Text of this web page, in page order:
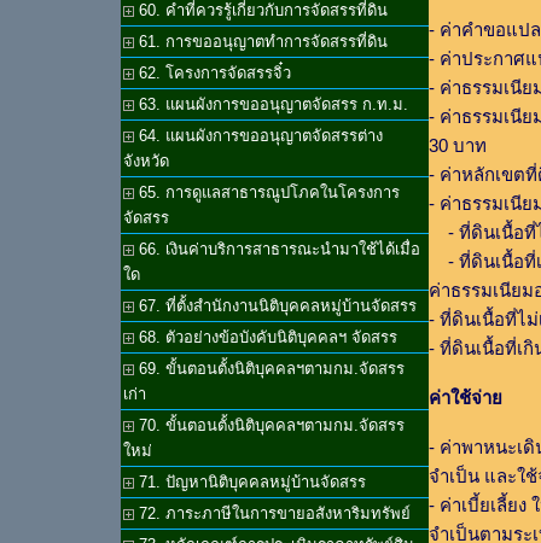
60. คำที่ควรรู้เกี่ยวกับการจัดสรรที่ดิน
61. การขออนุญาตทำการจัดสรรที่ดิน
62. โครงการจัดสรรจิ๋ว
63. แผนผังการขออนุญาตจัดสรร ก.ท.ม.
64. แผนผังการขออนุญาตจัดสรรต่าง
จังหวัด
65. การดูแลสาธารณูปโภคในโครงการ
จัดสรร
66. เงินค่าบริการสาธารณะนำมาใช้ได้เมื่อ
ใด
67. ที่ตั้งสำนักงานนิติบุคคลหมู่บ้านจัดสรร
68. ตัวอย่างข้อบังคับนิติบุคคลฯ จัดสรร
69. ขั้นตอนตั้งนิติบุคคลฯตามกม.จัดสรร
เก่า
70. ขั้นตอนตั้งนิติบุคคลฯตามกม.จัดสรร
ใหม่
71. ปัญหานิติบุคคลหมู่บ้านจัดสรร
72. ภาระภาษีในการขายอสังหาริมทรัพย์
- ค่าคำขอแป
- ค่าประกาศ
- ค่าธรรมเนี
- ค่าธรรมเนี
30 บาท
- ค่าหลักเขต
- ค่าธรรมเนี
- ที่ดินเนื้อที่
- ที่ดินเนื้อที่เ
ค่าธรรมเนีย
- ที่ดินเนื้อที่ไม่
- ที่ดินเนื้อที่เกิ
ค่าใช้จ่าย
- ค่าพาหนะเดิ
จำเป็น และใ
- ค่าเบี้ยเลี้ยง
จำเป็นตามระ